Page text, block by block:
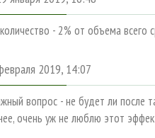
- 2% от объема всего
2019, 14:07
вопрос - не будет ли после
очень уж не люблю этот